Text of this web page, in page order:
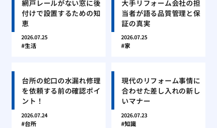
網戸レールがない窓に後
付けで設置するための知
恵
2026.07.25
生活
大手リフォーム会社の担
当者が語る品質管理と保
証の真実
2026.07.25
家
台所の蛇口の水漏れ修理
を依頼する前の確認ポイ
ント！
2026.07.24
台所
現代のリフォーム事情に
合わせた差し入れの新し
いマナー
2026.07.23
知識